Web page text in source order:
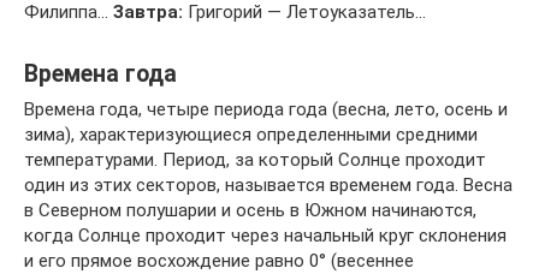
Филиппа… Завтра: Григорий — Летоуказатель…
Времена года
Времена года, четыре периода года (весна, лето, осень и
зима), характеризующиеся определенными средними
температурами. Период, за который Солнце проходит
один из этих секторов, называется временем года. Весна
в Северном полушарии и осень в Южном начинаются,
когда Солнце проходит через начальный круг склонения
и его прямое восхождение равно 0° (весеннее